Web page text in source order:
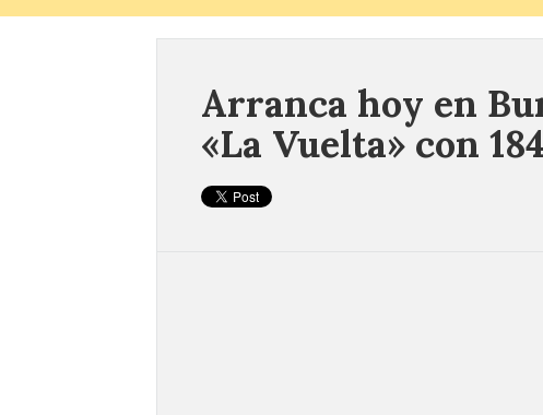
Arranca hoy en
«La Vuelta» con